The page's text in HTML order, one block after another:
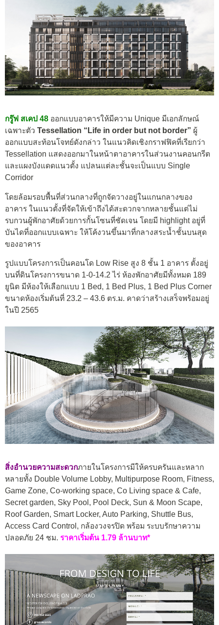
กรู๊ฟ สเคป 48 ออกแบบอาคารให้มีความ Unique มีเอกลักษณ์
เฉพาะตัว Tessellation “Life in order but not border” ผู้
ออกแบบสะท้อนโจทย์ดังกล่าว ในแนวคิดเชิงกราฟฟิคที่เรียกว่า
Tessellation แสดงออกมาในหน้าตาอาคารในส่วนงานคอนกรีต
และแผงบังแดดแนวตั้ง แปลนแต่ละชั้นจะเป็นแบบ Single
Corridor
โดยล้อมรอบพื้นที่ส่วนกลางที่ถูกจัดวางอยู่ในแกนกลางของ
อาคาร ในแนวตั้งที่จัดให้เข้าถึงได้สะดวกจากหลายชั้นแต่ไม่
รบกวนผู้พักอาศัยด้วยการกั้นโซนที่ชัดเจน โดยมี highlight อยู่ที่
บันไดที่ออกแบบเฉพาะ ให้โค้งวนขึ้นมาที่กลางสระน้ำชั้นบนสุด
ของอาคาร
รูปแบบโครงการเป็นคอนโด Low Rise สูง 8 ชั้น 1 อาคาร ตั้งอยู่
บนที่ดินโครงการขนาด 1-0-14.2 ไร่ ห้องพักอาศัยมีทั้งหมด 189
ยูนิต มีห้องให้เลือกแบบ 1 Bed, 1 Bed Plus, 1 Bed Plus Corner
ขนาดห้องเริ่มต้นที่ 23.2 – 43.6 ตร.ม. คาดว่าสร้างเสร็จพร้อมอยู่
ในปี 2565
สิ่งอำนวยความสะดวกภายในโครงการมีให้ครบครันและหลาก
หลายทั้ง Double Volume Lobby, Multipurpose Room, Fitness,
Game Zone, Co-working space, Co Living space & Cafe,
Secret garden, Sky Pool, Pool Deck, Sun & Moon Scape,
Roof Garden, Smart Locker, Auto Parking, Shuttle Bus,
Access Card Control, กล้องวงจรปิด พร้อม ระบบรักษาความ
ปลอดภัย 24 ชม. ราคาเริ่มต้น 1.79 ล้านบาท*